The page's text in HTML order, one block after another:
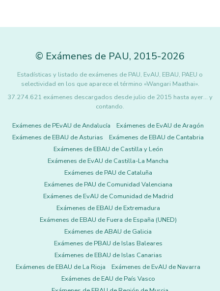
© Exámenes de PAU, 2015-2026
Estadísticas y listado de exámenes de PAU, EvAU, EBAU, PAEU o
selectividad en los que aparece el término «Wangari Maathai».
37.274.621 exámenes descargados desde julio de 2015 hasta ayer... y
contando.
Exámenes de PEvAU de Andalucía
Exámenes de EvAU de Aragón
Exámenes de EBAU de Asturias
Exámenes de EBAU de Cantabria
Exámenes de EBAU de Castilla y León
Exámenes de EvAU de Castilla-La Mancha
Exámenes de PAU de Cataluña
Exámenes de PAU de Comunidad Valenciana
Exámenes de EvAU de Comunidad de Madrid
Exámenes de EBAU de Extremadura
Exámenes de EBAU de Fuera de España (UNED)
Exámenes de ABAU de Galicia
Exámenes de PBAU de Islas Baleares
Exámenes de EBAU de Islas Canarias
Exámenes de EBAU de La Rioja
Exámenes de EvAU de Navarra
Exámenes de EAU de País Vasco